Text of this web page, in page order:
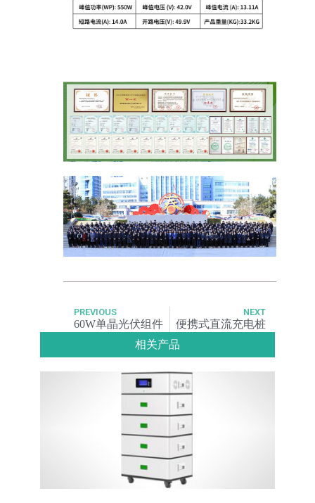
PREVIOUS
60W单晶光伏组件
NEXT
便携式直流充电桩
相关产品